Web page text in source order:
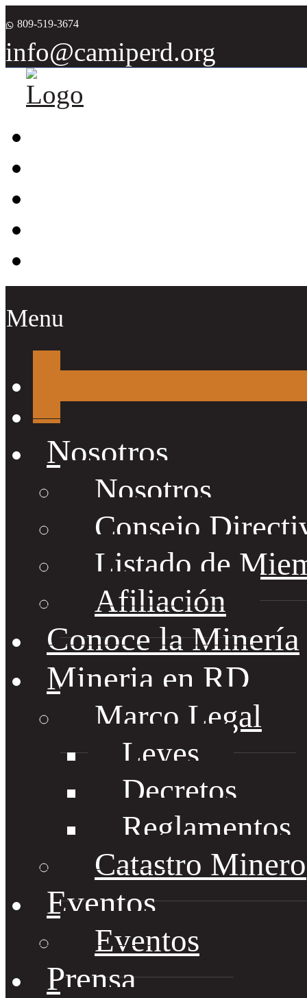
809-519-3674
info@camiperd.org
Menu
Nosotros
Nosotros
Consejo
Listado de
Afiliación
Conoce la Minería
Mineria en RD
Marco Legal
Leyes
Decretos
Reglamentos
Catastro Minero
Eventos
Eventos
Prensa